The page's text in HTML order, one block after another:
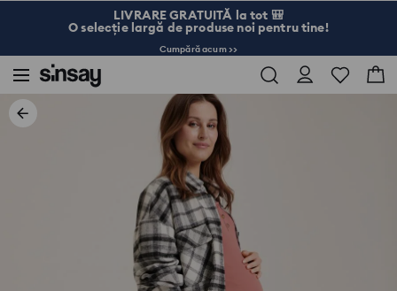
LIVRARE GRATUITĂ la tot 🎒
O selecție largă de produse noi pentru tine!
Cumpără acum >>